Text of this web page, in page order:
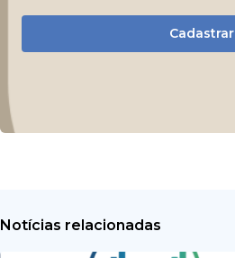
Cadastrar
Notícias relacionadas